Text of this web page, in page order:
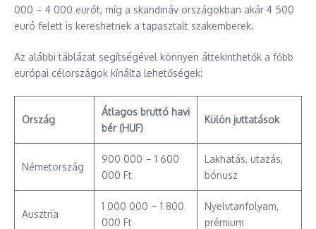
000 – 4 000 eurót, míg a skandináv országokban akár 4 500
euró felett is kereshetnek a tapasztalt szakemberek.
Az alábbi táblázat segítségével könnyen áttekinthetők a főbb
európai célországok kínálta lehetőségek:
Ország
Átlagos bruttó havi
bér (HUF)
Külön juttatások
Németország
900 000 – 1 600
000 Ft
Lakhatás, utazás,
bónusz
Ausztria
1 000 000 – 1 800
000 Ft
Nyelvtanfolyam,
prémium